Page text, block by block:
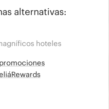
alternativas:
hoteles